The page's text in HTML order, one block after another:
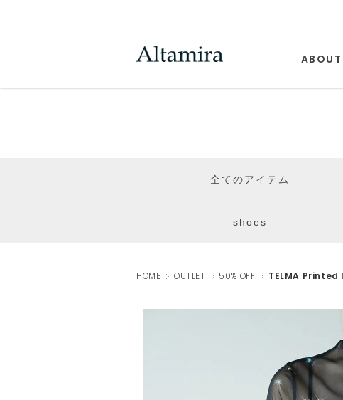
ABOUT
全てのアイテム
shoes
HOME OUTLET 50% OFF TELMA